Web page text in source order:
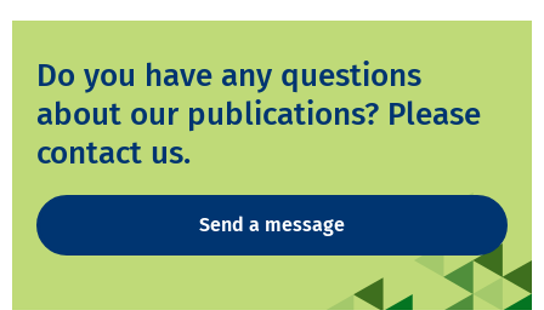
Do you have any questions
about our publications? Please
contact us.
Send a message